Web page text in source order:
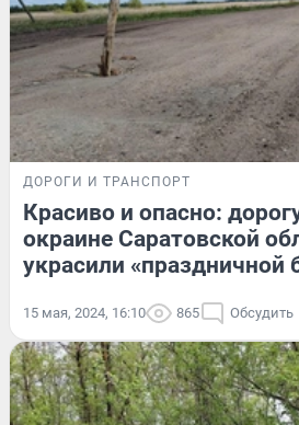
ДОРОГИ И ТРАНСПОРТ
Красиво и опасно:
окраине Саратовской
украсили «праздничной
15 мая, 2024, 16:10 865 Обсудить